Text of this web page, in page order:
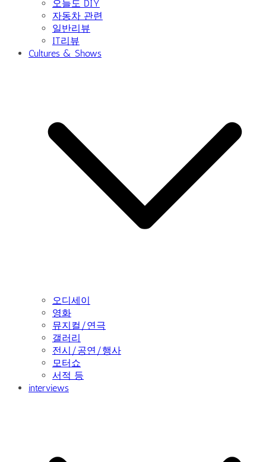
오늘도 DIY
자동차 관련
일반리뷰
IT리뷰
Cultures & Shows
오디세이
영화
뮤지컬/연극
갤러리
전시/공연/행사
모터쇼
서적 등
interviews